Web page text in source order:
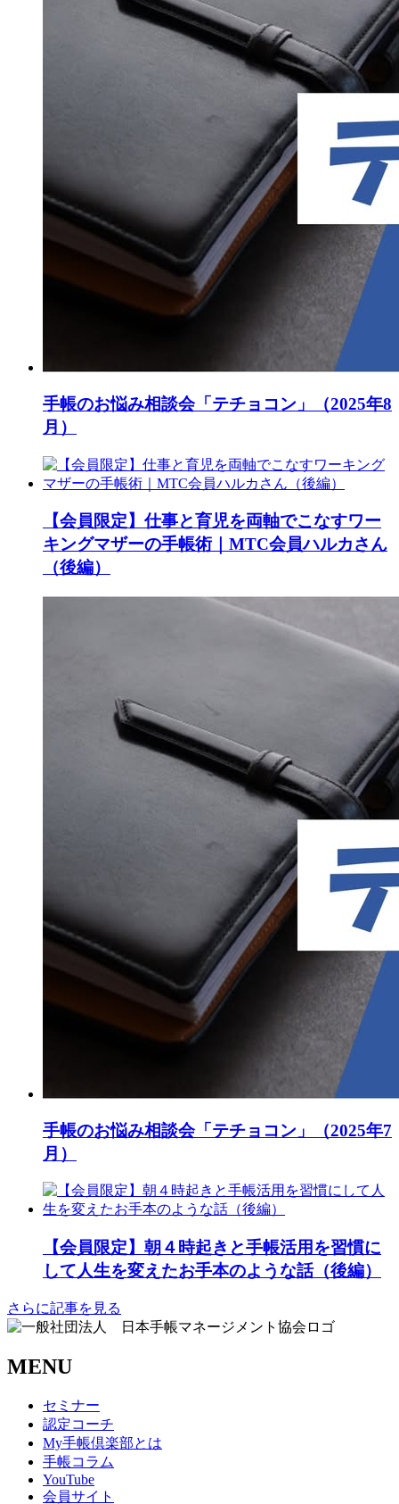
手帳のお悩み相談会「テチョコン」（2025年8
月）
【会員限定】仕事と育児を両軸でこなすワー
キングマザーの手帳術｜MTC会員ハルカさん
（後編）
手帳のお悩み相談会「テチョコン」（2025年7
月）
【会員限定】朝４時起きと手帳活用を習慣に
して人生を変えたお手本のような話（後編）
さらに記事を見る
MENU
セミナー
認定コーチ
My手帳倶楽部とは
手帳コラム
YouTube
会員サイト